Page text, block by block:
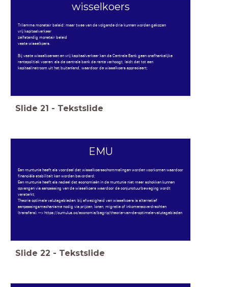
wisselkoers
Trilemma monetair beleid: maar twee van de volgende drie kunnen worden gekozen
vrij kapitaalverkeer
zelfstandig monetair beleid
vaste wisselkoers.
Bij vaste wisselkoersen en vrij kapitaalverkeer kan de Centrale Bank geen onafhankelijke
rentepolitiek voeren: als de centrale bank de rente verhoogt, leidt dat tot een
kapitaalinstroom uit het buitenland, waardoor de wisselkoers apprecieert;
Slide 21 - Tekstslide
EMU
Een muntunie heeft als voordeel dat wisselkoersschommelingen worden voorkomen waardoor
financiële stabiliteit kan worden bevorderd;
Een muntunie heeft als nadeel dat economieën in de muntunie niet meer schokken kunnen
opvangen via aanpassing van de wisselkoers waardoor de conjunctuurbeweging wordt
versterkt;
Theorie optimale valutagebieden: bij afwezigheid van wisselkoers is alternatief
aanpassingsmechanisme nodig via prijzen, lonen, migratie of inkomensoverdrachten
(transfers). --> https://cumulus.co/economie/begrip/theorie-van-de-optimale-valutagebieden
Slide 22 - Tekstslide